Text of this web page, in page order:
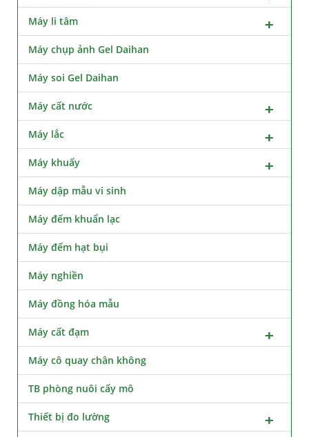
Máy li tâm
Máy chụp ảnh Gel Daihan
Máy soi Gel Daihan
Máy cất nước
Máy lắc
Máy khuấy
Máy dập mẫu vi sinh
Máy đếm khuẩn lạc
Máy đếm hạt bụi
Máy nghiền
Máy đồng hóa mẫu
Máy cất đạm
Máy cô quay chân không
TB phòng nuôi cấy mô
Thiết bị đo lường